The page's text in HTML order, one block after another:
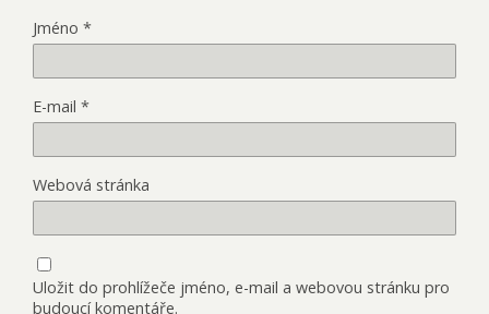
Jméno *
E-mail *
Webová stránka
Uložit do prohlížeče jméno, e-mail a webovou stránku pro
budoucí komentáře.